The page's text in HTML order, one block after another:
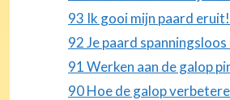
93 Ik gooi mijn paard
92 Je paard spanningsloos
91 Werken aan de galop
90 Hoe de galop